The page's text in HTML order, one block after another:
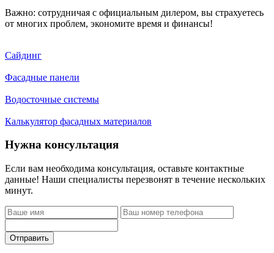
Важно: сотрудничая с официальным дилером, вы страхуетесь
от многих проблем, экономите время и финансы!
Сайдинг
Фасадные панели
Водосточные системы
Калькулятор фасадных материалов
Нужна консультация
Если вам необходима консультация, оставьте контактные
данные! Наши специалисты перезвонят в течение нескольких
минут.
Отправить